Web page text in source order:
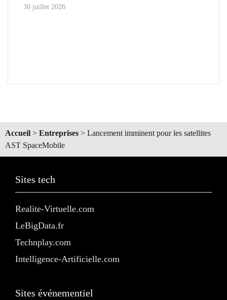
30 juillet 2026
Accueil > Entreprises > Lancement imminent pour les satellites
AST SpaceMobile
Sites tech
Realite-Virtuelle.com
LeBigData.fr
Technplay.com
Intelligence-Artificielle.com
Sites événementiel